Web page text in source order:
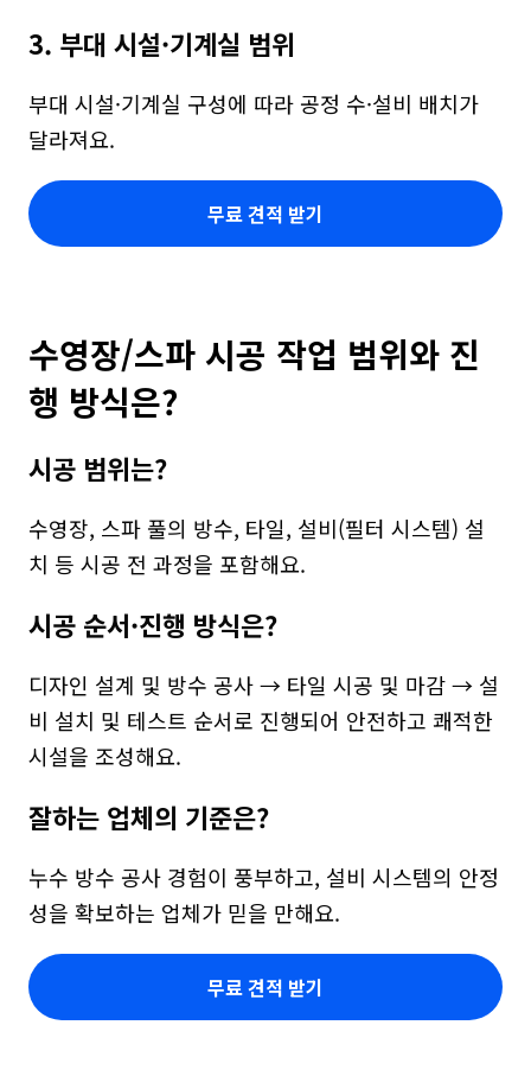
3. 부대 시설·기계실 범위
부대 시설·기계실 구성에 따라 공정 수·설비 배치가
달라져요.
무료 견적 받기
수영장/스파 시공 작업 범위와 진
행 방식은?
시공 범위는?
수영장, 스파 풀의 방수, 타일, 설비(필터 시스템) 설
치 등 시공 전 과정을 포함해요.
시공 순서·진행 방식은?
디자인 설계 및 방수 공사 → 타일 시공 및 마감 → 설
비 설치 및 테스트 순서로 진행되어 안전하고 쾌적한
시설을 조성해요.
잘하는 업체의 기준은?
누수 방수 공사 경험이 풍부하고, 설비 시스템의 안정
성을 확보하는 업체가 믿을 만해요.
무료 견적 받기